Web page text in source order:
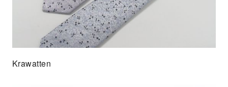
Krawatten